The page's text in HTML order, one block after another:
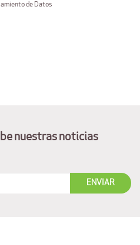
de Datos
nuestras noticias